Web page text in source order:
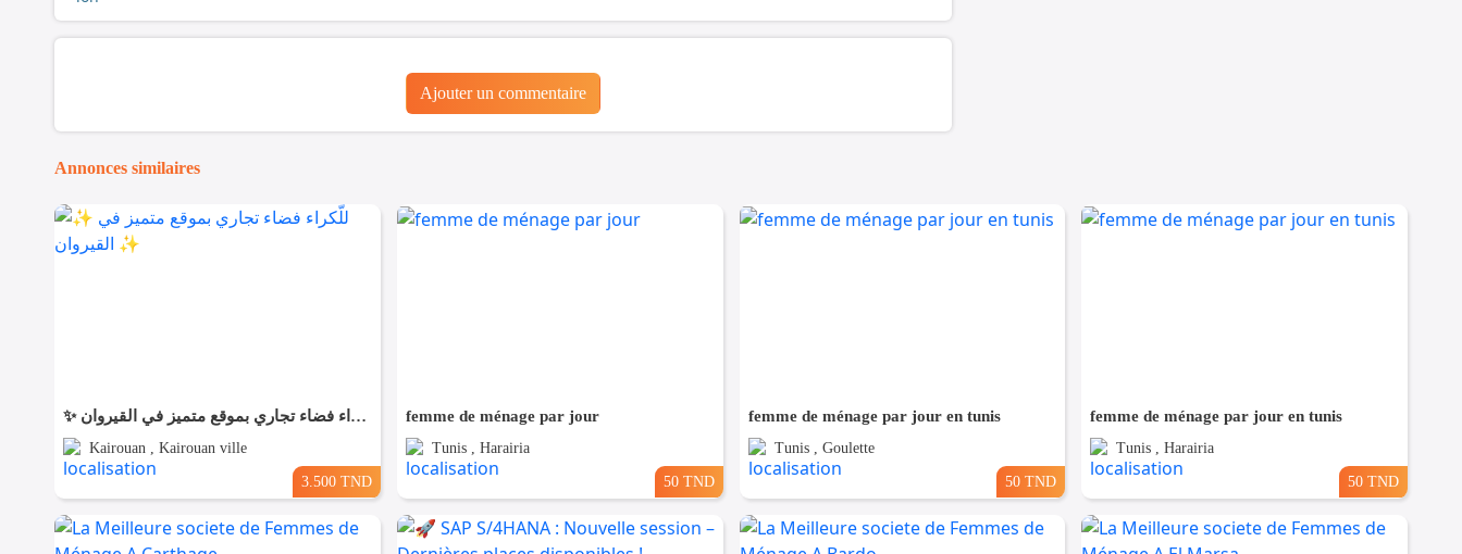
Ajouter un commentaire
Annonces similaires
✨ للّكراء فضاء تجاري بموقع متميز في القيروان ✨
Kairouan , Kairouan ville
3.500 TND
femme de ménage par jour
Tunis , Harairia
50 TND
femme de ménage par jour en tunis
Tunis , Goulette
50 TND
femme de ménage par jour en tunis
Tunis , Harairia
50 TND